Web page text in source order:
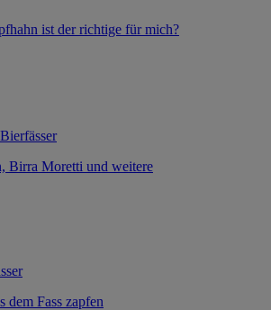
ist der richtige für mich?
Birra Moretti und weitere
dem Fass zapfen